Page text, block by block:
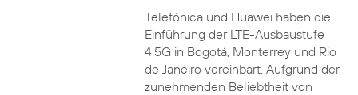
Telefónica und Huawei haben die
Einführung der LTE-Ausbaustufe
4.5G in Bogotá, Monterrey und Rio
de Janeiro vereinbart. Aufgrund der
zunehmenden Beliebtheit von